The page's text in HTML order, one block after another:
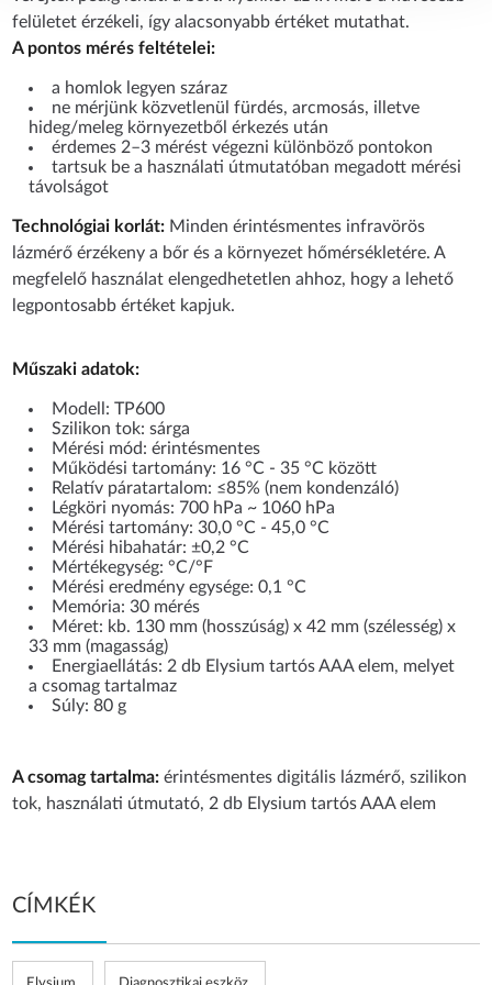
felületet érzékeli, így alacsonyabb értéket mutathat.
A pontos mérés feltételei:
a homlok legyen száraz
ne mérjünk közvetlenül fürdés, arcmosás, illetve
hideg/meleg környezetből érkezés után
érdemes 2–3 mérést végezni különböző pontokon
tartsuk be a használati útmutatóban megadott mérési
távolságot
Technológiai korlát: Minden érintésmentes infravörös
lázmérő érzékeny a bőr és a környezet hőmérsékletére. A
megfelelő használat elengedhetetlen ahhoz, hogy a lehető
legpontosabb értéket kapjuk.
Műszaki adatok:
Modell: TP600
Szilikon tok: sárga
Mérési mód: érintésmentes
Működési tartomány: 16 °C - 35 °C között
Relatív páratartalom: ≤85% (nem kondenzáló)
Légköri nyomás: 700 hPa ~ 1060 hPa
Mérési tartomány: 30,0 °C - 45,0 °C
Mérési hibahatár: ±0,2 °C
Mértékegység: °C/°F
Mérési eredmény egysége: 0,1 °C
Memória: 30 mérés
Méret: kb. 130 mm (hosszúság) x 42 mm (szélesség) x
33 mm (magasság)
Energiaellátás: 2 db Elysium tartós AAA elem, melyet
a csomag tartalmaz
Súly: 80 g
A csomag tartalma: érintésmentes digitális lázmérő, szilikon
tok, használati útmutató, 2 db Elysium tartós AAA elem
CÍMKÉK